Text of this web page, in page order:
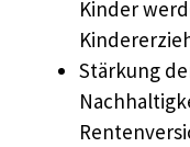
Kinder
Stärkung